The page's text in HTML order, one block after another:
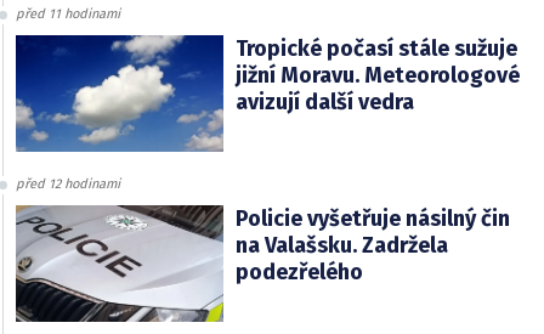
před 11 hodinami
Tropické počasí stále sužuje
jižní Moravu. Meteorologové
avizují další vedra
před 12 hodinami
Policie vyšetřuje násilný čin
na Valašsku. Zadržela
podezřelého